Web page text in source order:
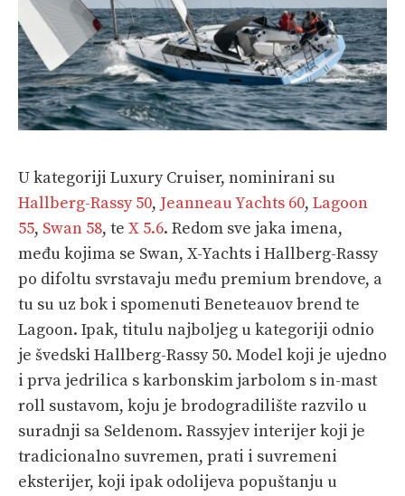
U kategoriji Luxury Cruiser, nominirani su
Hallberg-Rassy 50, Jeanneau Yachts 60, Lagoon
55, Swan 58, te X 5.6. Redom sve jaka imena,
među kojima se Swan, X-Yachts i Hallberg-Rassy
po difoltu svrstavaju među premium brendove, a
tu su uz bok i spomenuti Beneteauov brend te
Lagoon. Ipak, titulu najboljeg u kategoriji odnio
je švedski Hallberg-Rassy 50. Model koji je ujedno
i prva jedrilica s karbonskim jarbolom s in-mast
roll sustavom, koju je brodogradilište razvilo u
suradnji sa Seldenom. Rassyjev interijer koji je
tradicionalno suvremen, prati i suvremeni
eksterijer, koji ipak odolijeva popuštanju u